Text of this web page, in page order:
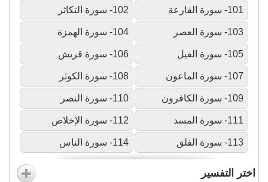
101- سورة القارعة 102- سورة التكاثر
103- سورة العصر 104- سورة الهمزة
105- سورة الفيل 106- سورة قريش
107- سورة الماعون 108- سورة الكوثر
109- سورة الكافرون 110- سورة النصر
111- سورة المسد 112- سورة الإخلاص
113- سورة الفلق 114- سورة الناس
اختر التفسير